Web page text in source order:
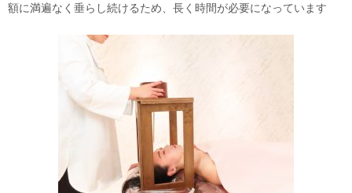
額に満遍なく垂らし続けるため、長く時間が必要になっています